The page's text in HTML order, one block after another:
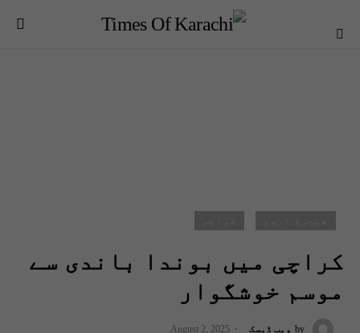
کراچی میں بوندا باندی سے
موسم خوشگوار
by ویب ڈیسک August 2, 2025